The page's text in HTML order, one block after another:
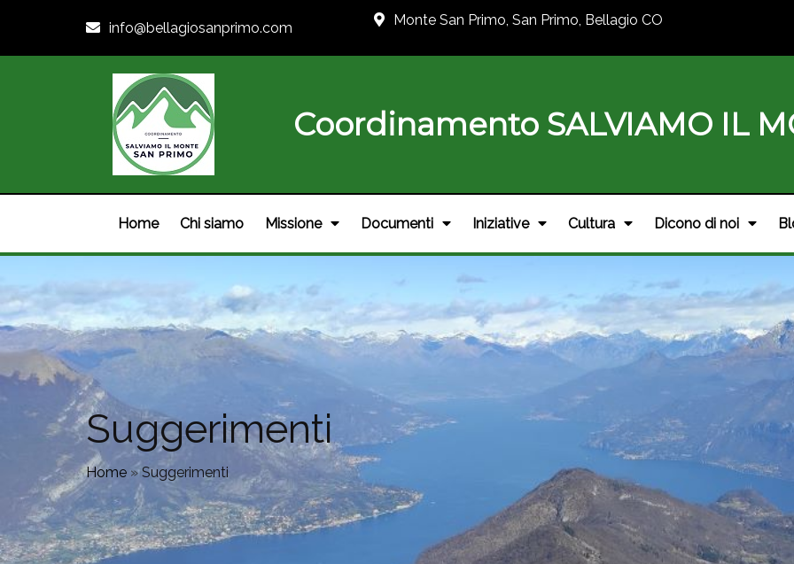
info@bellagiosanprimo.com Monte San Primo, San Primo, Bellagio CO
Coordinamento SALVIAMO IL
Home Chi siamo Missione Documenti Iniziative Cultura Dicono di noi
Suggerimenti
Home »Suggerimenti